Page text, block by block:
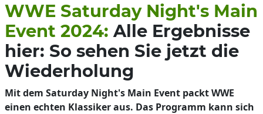
WWE Saturday Night's Main
Event 2024: Alle Ergebnisse
hier: So sehen Sie jetzt die
Wiederholung
Mit dem Saturday Night's Main Event packt WWE
einen echten Klassiker aus. Das Programm kann sich